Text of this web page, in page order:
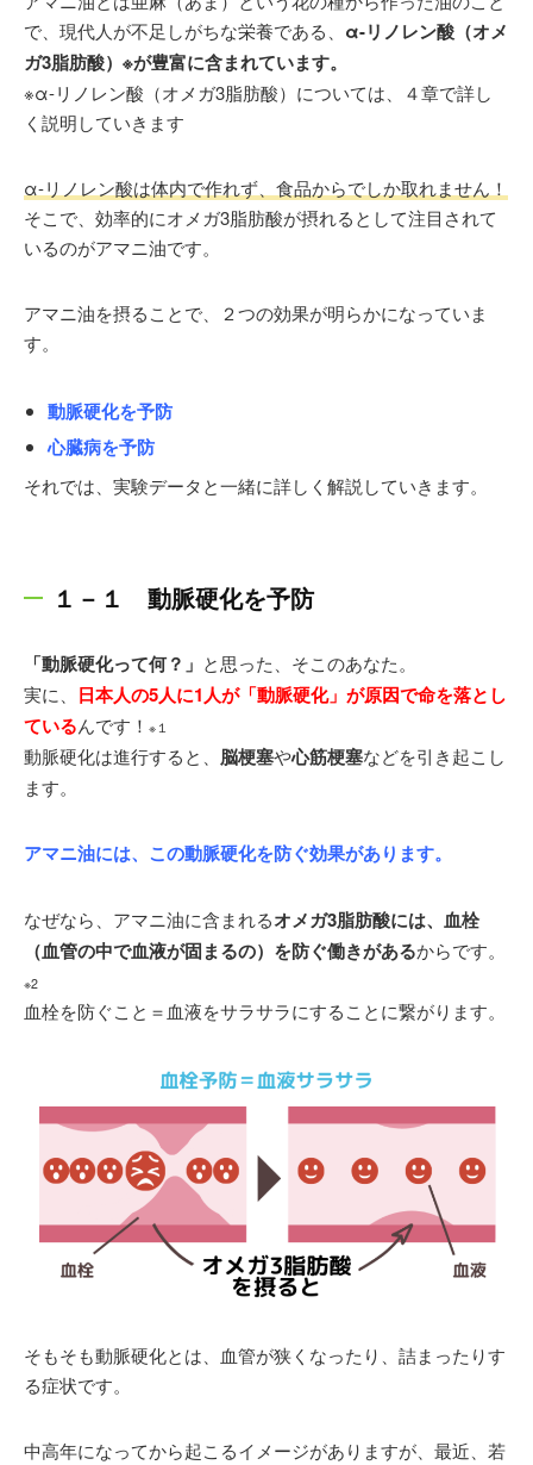
非常勤助教
平成25年 都内美容皮膚科 院長
平成29年クリニカメディカ・髪のクリニックSeed
開
院 現在に至る
医学をベースとした様々なアンチエイジング療法を実
施。
近年では美容皮膚科の治療にも取り組み、体の内側だけ
ングを目指している。
日本美容皮膚科学会
日本内科学会
日本人間ドック学会
日本抗加齢医学会
日本先進医療医師会
＜近年の論文発表＞
※2017年
「赤ワインエキス末(レスベラトロール含有)の
持続的な血管柔軟性ならびに脂質代謝への効果-健常人
※2017年「鮭鼻軟骨由来プロテオグリカン含有食品の膝
並行群間比較試験-」
※2016年「鮭鼻軟骨抽出物(非変性II型コラーゲンならび
る効果-単施設無作為化比較二重盲検試験-」
で、現代人が不足しがちな栄養である、 α-リノレン酸（オメ
ガ3脂肪酸）※が豊富に含まれています。
※α-リノレン酸（オメガ3脂肪酸）については、４章で詳し
く説明していきます
α-リノレン酸は体内で作れず、食品からでしか取れません！
そこで、効率的にオメガ3脂肪酸が摂れるとして注目されて
いるのがアマニ油です。
アマニ油を摂ることで、２つの効果が明らかになっていま
す。
動脈硬化を予防
心臓病を予防
それでは、実験データと一緒に詳しく解説していきます。
１－１ 動脈硬化を予防
「動脈硬化って何？」 と思った、そこのあなた。
実に、 日本人の5人に1人が「動脈硬化」が原因で命を落とし
ているんです！ ※１
動脈硬化は進行すると、 脳梗塞や心筋梗塞などを引き起こし
ます。
アマニ油には、この動脈硬化を防ぐ効果があります。
なぜなら、アマニ油に含まれるオメガ3脂肪酸には、血栓
（血管の中で血液が固まるの）を防ぐ働きがあるからです。
※2
血栓を防ぐこと＝血液をサラサラにすることに繋がります。
そもそも動脈硬化とは、血管が狭くなったり、詰まったりす
る症状です。
中高年になってから起こるイメージがありますが、最近、若